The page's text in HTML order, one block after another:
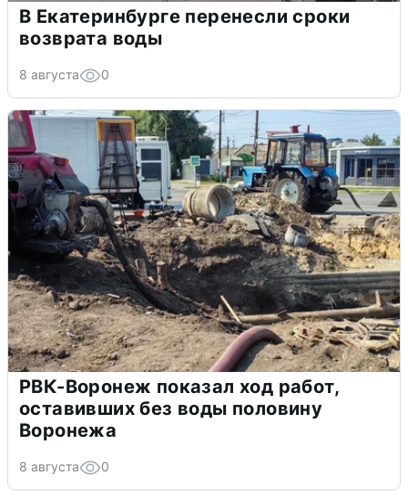
В Екатеринбурге перенесли сроки
возврата воды
8 августа 0
РВК-Воронеж показал ход работ,
оставивших без воды половину
Воронежа
8 августа 0